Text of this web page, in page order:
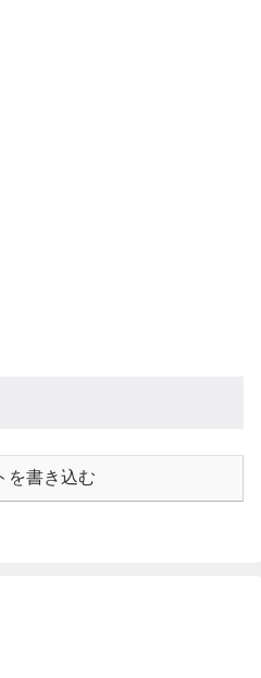
を書き込む